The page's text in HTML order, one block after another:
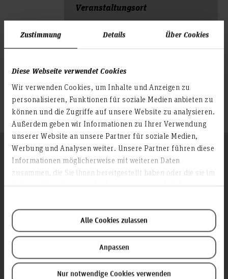
Zustimmung Details Über Cookies
Diese Webseite verwendet Cookies
Wir verwenden Cookies, um Inhalte und Anzeigen zu
personalisieren, Funktionen für soziale Medien anbieten zu
können und die Zugriffe auf unsere Website zu analysieren.
Außerdem geben wir Informationen zu Ihrer Verwendung
unserer Website an unsere Partner für soziale Medien,
Werbung und Analysen weiter. Unsere Partner führen diese
Informationen möglicherweise mit weiteren Daten
zusammen, die Sie ihnen bereitgestellt haben oder die sie im
Alle Cookies zulassen
Anpassen
Nur notwendige Cookies verwenden
Veranstal­tungs­ort
Welfengarten 1
30167 Hannover
Zum Seitenanfang
Kontakt und Anreise
Startseite Hochschule Hannover
Presse
Personensuche
Karriere
Folgen Sie uns